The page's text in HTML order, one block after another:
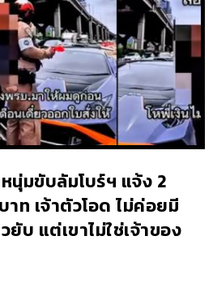
นุ่มขับลัมโบร์ฯ แจ้ง 2
ท เจ้าตัวโอด ไม่ค่อยมี
ยับ แต่เขาไม่ใช่เจ้าของ